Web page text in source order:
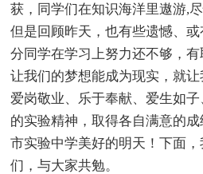
获，同学们在知识海洋里遨游,
但是回顾昨天，也有些遗憾、
分同学在学习上努力还不够，
让我们的梦想能成为现实，就
爱岗敬业、乐于奉献、爱生如
的实验精神，取得各自满意的
市实验中学美好的明天！下面
们，与大家共勉。